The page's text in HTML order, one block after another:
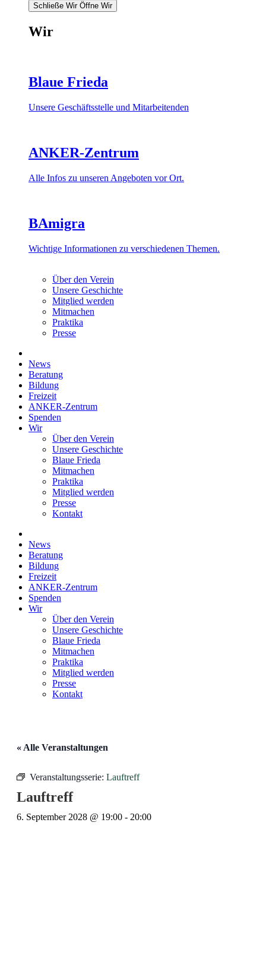
Schließe Wir Öffne Wir
Wir
Blaue Frieda
Unsere Geschäftsstelle und Mitarbeitenden
ANKER-Zentrum
Alle Infos zu unseren Angeboten vor Ort.
BAmigra
Wichtige Informationen zu verschiedenen Themen.
Über den Verein
Unsere Geschichte
Mitglied werden
Mitmachen
Praktika
Presse
News
Beratung
Bildung
Freizeit
ANKER-Zentrum
Spenden
Wir
Über den Verein
Unsere Geschichte
Blaue Frieda
Mitmachen
Praktika
Mitglied werden
Presse
Kontakt
News
Beratung
Bildung
Freizeit
ANKER-Zentrum
Spenden
Wir
Über den Verein
Unsere Geschichte
Blaue Frieda
Mitmachen
Praktika
Mitglied werden
Presse
Kontakt
« Alle Veranstaltungen
Veranstaltungsserie: Lauftreff
Lauftreff
6. September 2028 @ 19:00 - 20:00